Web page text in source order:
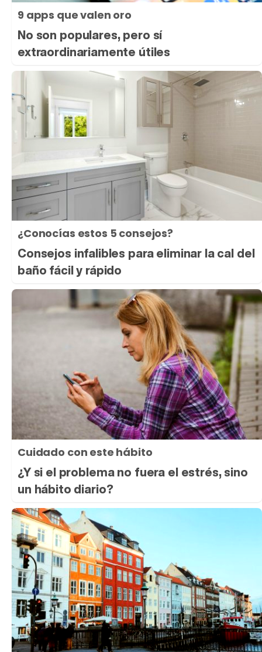
9 apps que valen oro
No son populares, pero sí
extraordinariamente útiles
¿Conocías estos 5 consejos?
Consejos infalibles para eliminar la cal del
baño fácil y rápido
Cuidado con este hábito
¿Y si el problema no fuera el estrés, sino
un hábito diario?